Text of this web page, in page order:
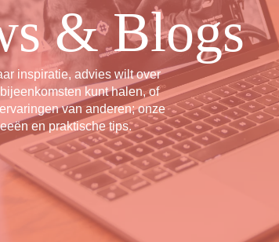
& Blogs
inspiratie, advies wilt over
kunt halen, of
van anderen; onze
en praktische tips.